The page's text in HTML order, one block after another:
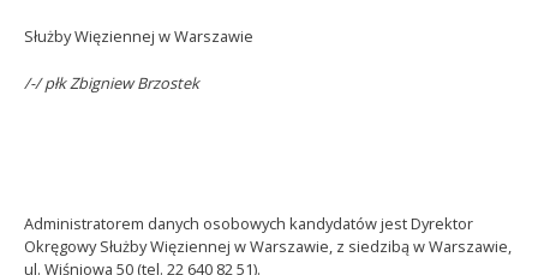
Służby Więziennej w Warszawie
/-/ płk Zbigniew Brzostek
Administratorem danych osobowych kandydatów jest Dyrektor
Okręgowy Służby Więziennej w Warszawie, z siedzibą w Warszawie,
ul. Wiśniowa 50 (tel. 22 640 82 51).